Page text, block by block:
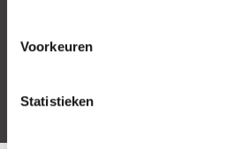
Voorkeuren
Statistieken